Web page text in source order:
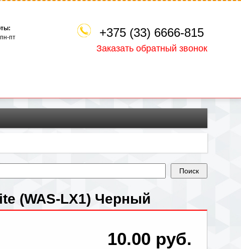
пт
+375 (33) 6666-815
Заказать обратный звонок
(WAS-LX1) Черный
10.00 руб.